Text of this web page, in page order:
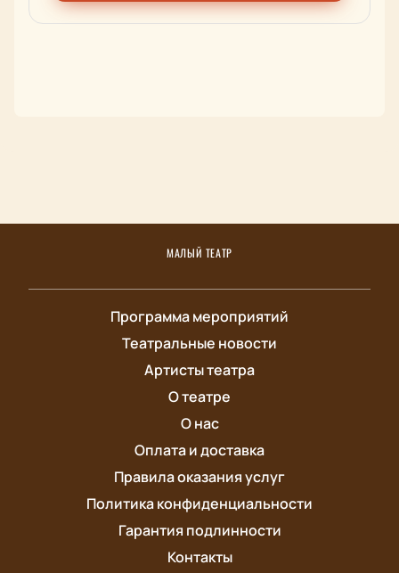
МАЛЫЙ ТЕАТР
Программа мероприятий
Театральные новости
Артисты театра
О театре
О нас
Оплата и доставка
Правила оказания услуг
Политика конфиденциальности
Гарантия подлинности
Контакты